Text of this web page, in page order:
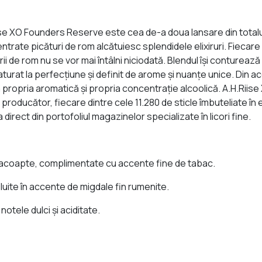
XO Founders Reserve este cea de-a doua lansare din
picături de rom alcătuiesc splendidele elixiruri.
rom nu se vor mai întâlni niciodată. Blendul îşi
la perfecțiune şi definit de arome și nuanţe unice. Din
aromatică şi propria concentraţie alcoolică.
fiecare dintre cele 11.280 de sticle îmbuteliate
din portofoliul magazinelor specializate în licori fine.
complimentate cu accente fine de tabac.
în accente de migdale fin rumenite.
dulci şi aciditate.